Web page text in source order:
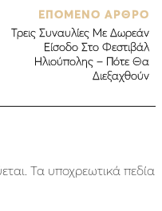
ΕΠΟΜΕΝΟ ΑΡΘΡΟ
Τρεις Συναυλίες Με Δωρεάν
Είσοδο Στο Φεστιβάλ
Ηλιούπολης – Πότε Θα
Διεξαχθούν
Τα υποχρεωτικά πεδία